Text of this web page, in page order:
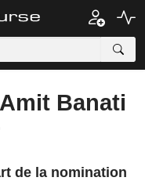
Banati
de la nomination